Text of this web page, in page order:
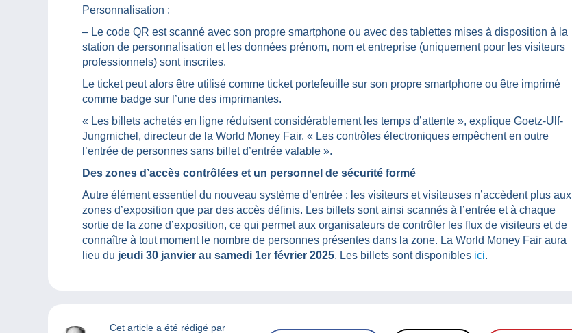
Personnalisation :
– Le code QR est scanné avec son propre smartphone ou avec des tablettes mises à disposition à la
station de personnalisation et les données prénom, nom et entreprise (uniquement pour les visiteurs
professionnels) sont inscrites.
Le ticket peut alors être utilisé comme ticket portefeuille sur son propre smartphone ou être imprimé
comme badge sur l’une des imprimantes.
« Les billets achetés en ligne réduisent considérablement les temps d’attente », explique Goetz-Ulf-
Jungmichel, directeur de la World Money Fair. « Les contrôles électroniques empêchent en outre
l’entrée de personnes sans billet d’entrée valable ».
Des zones d’accès contrôlées et un personnel de sécurité formé
Autre élément essentiel du nouveau système d’entrée : les visiteurs et visiteuses n’accèdent plus aux
zones d’exposition que par des accès définis. Les billets sont ainsi scannés à l’entrée et à chaque
sortie de la zone d’exposition, ce qui permet aux organisateurs de contrôler les flux de visiteurs et de
connaître à tout moment le nombre de personnes présentes dans la zone. La World Money Fair aura
lieu du jeudi 30 janvier au samedi 1er février 2025. Les billets sont disponibles ici.
Cet article a été rédigé par